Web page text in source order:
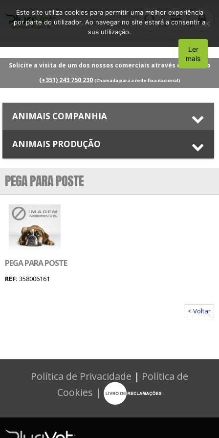
Solicite a visita de um dos nossos comerciais através do número
(+351) 243 750 230 (Chamada para a rede fixa nacional)
ANIMAIS COMPANHIA
ANIMAIS PRODUÇÃO
PEGA PARA POSTE
PEGA PARA POSTE
REF: 358006161
< Voltar
Política de Privacidade | Política de
Cookies |
Este site utiliza cookies para permitir uma melhor experiência
por parte do utilizador. Ao navegar no site estará a consentir a
sua utilização.
Aceito
Ler
mais